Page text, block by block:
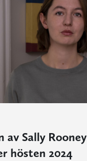
av Sally Rooney
hösten 2024